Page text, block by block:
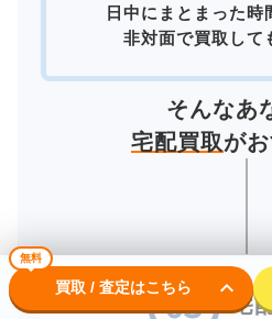
日中にまとまった時
非対面で買取して
そんなあ
宅配買取が
宅
無料
買取 / 査定はこちら keyboard_arrow_down